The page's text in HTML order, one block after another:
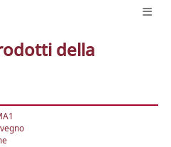
della